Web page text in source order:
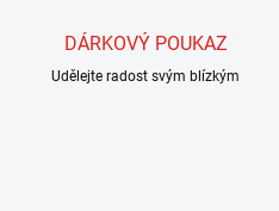
DÁRKOVÝ POUKAZ
Udělejte radost svým blízkým